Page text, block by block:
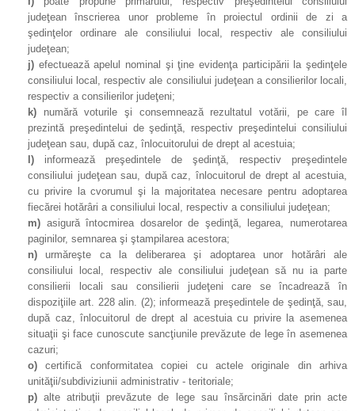
judeţean înscrierea unor probleme în proiectul ordinii de zi a
şedinţelor ordinare ale consiliului local, respectiv ale consiliului
judeţean;
j) efectuează apelul nominal şi ţine evidenţa participării la şedinţele
consiliului local, respectiv ale consiliului judeţean a consilierilor locali,
respectiv a consilierilor judeţeni;
k) numără voturile şi consemnează rezultatul votării, pe care îl
prezintă preşedintelui de şedinţă, respectiv preşedintelui consiliului
judeţean sau, după caz, înlocuitorului de drept al acestuia;
l) informează preşedintele de şedinţă, respectiv preşedintele
consiliului judeţean sau, după caz, înlocuitorul de drept al acestuia,
cu privire la cvorumul şi la majoritatea necesare pentru adoptarea
fiecărei hotărâri a consiliului local, respectiv a consiliului judeţean;
m) asigură întocmirea dosarelor de şedinţă, legarea, numerotarea
paginilor, semnarea şi ştampilarea acestora;
n) urmăreşte ca la deliberarea şi adoptarea unor hotărâri ale
consiliului local, respectiv ale consiliului judeţean să nu ia parte
consilierii locali sau consilierii judeţeni care se încadrează în
dispoziţiile art. 228 alin. (2); informează preşedintele de şedinţă, sau,
după caz, înlocuitorul de drept al acestuia cu privire la asemenea
situaţii şi face cunoscute sancţiunile prevăzute de lege în asemenea
cazuri;
o) certifică conformitatea copiei cu actele originale din arhiva
unităţii/subdiviziunii administrativ - teritoriale;
p) alte atribuţii prevăzute de lege sau însărcinări date prin acte